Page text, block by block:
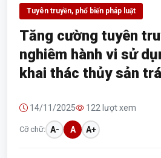
Tuyên truyền, phổ biến pháp luật
Tăng cường tuyên
nghiêm hành vi sử
khai thác thủy sản
14/11/2025 122 lượt xem
Cỡ chữ: A- A A+